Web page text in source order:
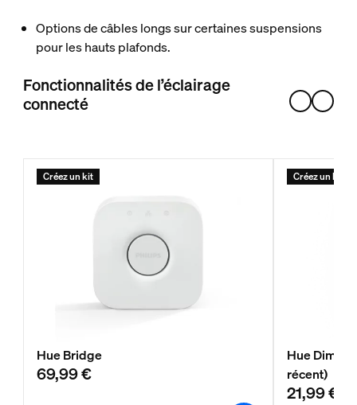
Options de câbles longs sur certaines suspensions
pour les hauts plafonds.
Fonctionnalités de l’éclairage
connecté
Créez un kit
Hue Bridge
69,99 €
Créez un kit
Hue
récent)
21,99 €